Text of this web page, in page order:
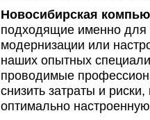
Новосибирская
подходящие именно для
модернизации или
наших опытных
проводимые
снизить затраты и
оптимально